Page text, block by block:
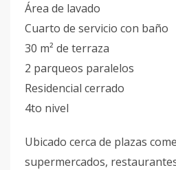
Área de lavado
Cuarto de servicio con baño
30 m² de terraza
2 parqueos paralelos
Residencial cerrado
4to nivel
Ubicado cerca de plazas
supermercados,